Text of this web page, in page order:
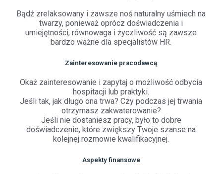
Bądź zrelaksowany i zawsze noś naturalny uśmiech na
twarzy, ponieważ oprócz doświadczenia i
umiejętności, równowaga i życzliwość są zawsze
bardzo ważne dla specjalistów HR.
Zainteresowanie pracodawcą
Okaż zainteresowanie i zapytaj o możliwość odbycia
hospitacji lub praktyki.
Jeśli tak, jak długo ona trwa? Czy podczas jej trwania
otrzymasz zakwaterowanie?
Jeśli nie dostaniesz pracy, było to dobre
doświadczenie, które zwiększy Twoje szanse na
kolejnej rozmowie kwalifikacyjnej.
Aspekty finansowe